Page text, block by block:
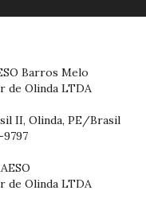
Barros Melo
de Olinda LTDA
II, Olinda, PE/Brasil
9797
de Olinda LTDA